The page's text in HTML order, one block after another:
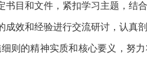
目和文件，紧扣学习主题，结
效和经验进行交流研讨，认真
则的精神实质和核心要义，努